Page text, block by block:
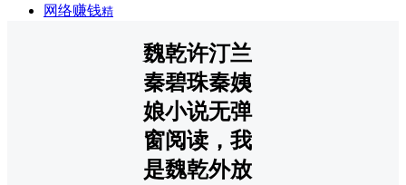
网络赚钱精
魏乾许汀兰
秦碧珠秦姨
娘小说无弹
窗阅读，我
是魏乾外放